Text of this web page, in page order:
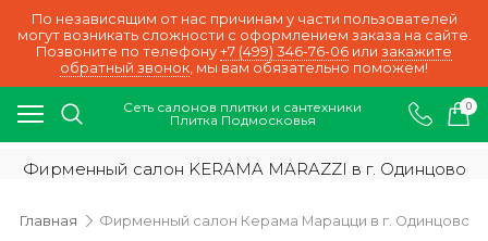
По независящим от нас причинам у части пользователей
могут возникать сложности с оформлением заказа на сайте.
Позвоните по телефону +7 (499) 346-76-06 или закажите
обратный звонок, мы вам обязательно поможем!
Сеть салонов плитки и сантехники
Плитка Подмосковья
0
Фирменный салон KERAMA MARAZZI в г. Одинцово
Главная Фирменный салон Керама Марацци в г. Одинцово